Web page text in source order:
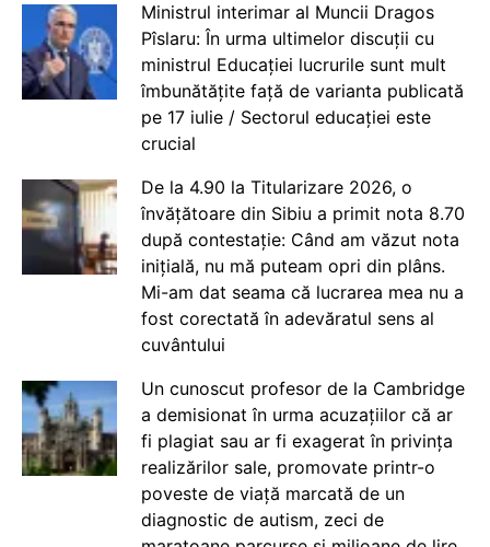
Ministrul interimar al Muncii Dragos
Pîslaru: În urma ultimelor discuții cu
ministrul Educației lucrurile sunt mult
îmbunătățite față de varianta publicată
pe 17 iulie / Sectorul educației este
crucial
De la 4.90 la Titularizare 2026, o
învățătoare din Sibiu a primit nota 8.70
după contestație: Când am văzut nota
inițială, nu mă puteam opri din plâns.
Mi-am dat seama că lucrarea mea nu a
fost corectată în adevăratul sens al
cuvântului
Un cunoscut profesor de la Cambridge
a demisionat în urma acuzațiilor că ar
fi plagiat sau ar fi exagerat în privința
realizărilor sale, promovate printr-o
poveste de viață marcată de un
diagnostic de autism, zeci de